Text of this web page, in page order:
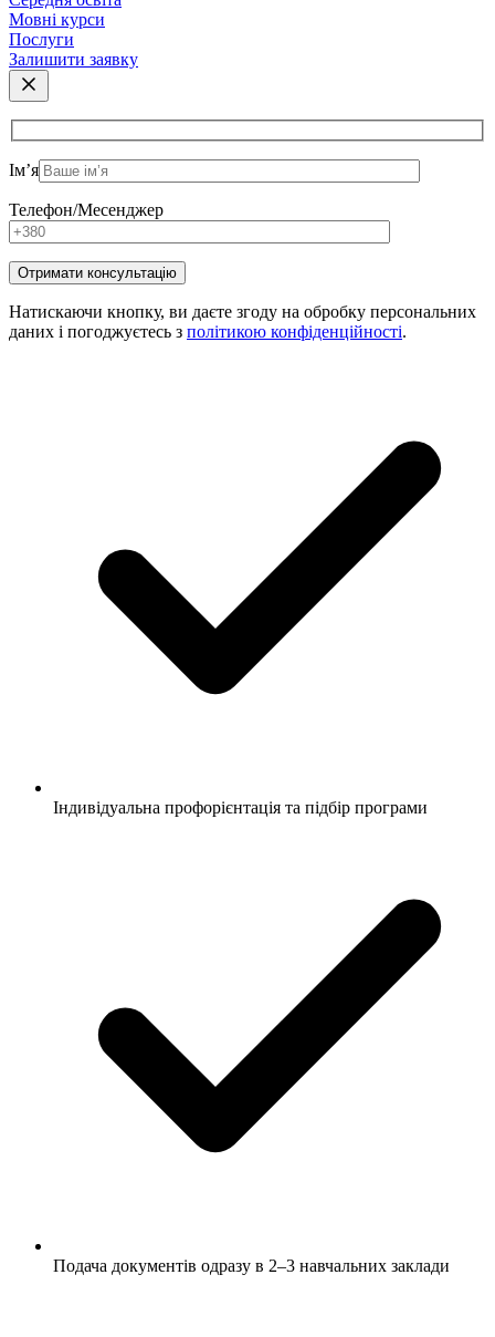
Мовні курси
Послуги
Залишити заявку
Ім’я
Телефон/Месенджер
Натискаючи кнопку, ви даєте згоду на обробку персональних
даних і погоджуєтесь з політикою конфіденційності.
Індивідуальна профорієнтація та підбір програми
Подача документів одразу в 2–3 навчальних заклади